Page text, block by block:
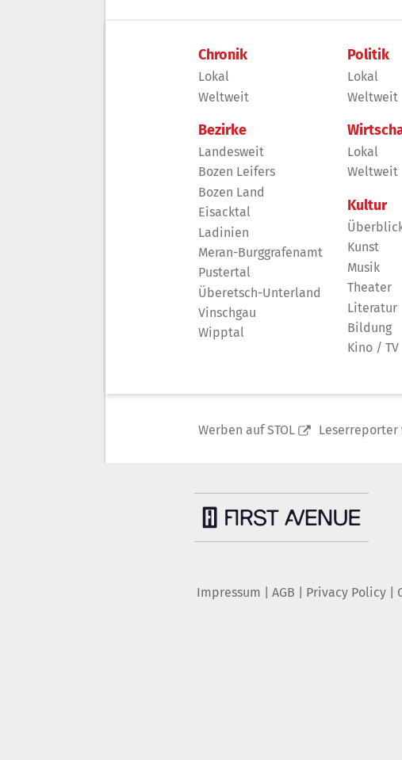
Chronik
Lokal
Weltweit
Bezirke
Landesweit
Bozen Leifers
Bozen Land
Eisacktal
Ladinien
Meran-Burggrafenamt
Pustertal
Überetsch-Unterland
Vinschgau
Wipptal
Politik
Lokal
Weltweit
Lokal
Weltweit
Kultur
Kunst
Musik
Theater
Literatur
Bildung
Kino / TV
Werben auf STOL Leserreporter
Impressum AGB Privacy Policy|